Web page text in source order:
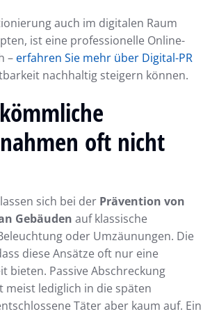
auch im digitalen Raum
ist eine professionelle Online-
– erfahren Sie mehr über Digital-PR
nachhaltig steigern können.
oft nicht
sich bei der Prävention von
Gebäuden auf klassische
oder Umzäunungen. Die
diese Ansätze oft nur eine
bieten. Passive Abschreckung
meist lediglich in die späten
Täter aber kaum auf. Ein